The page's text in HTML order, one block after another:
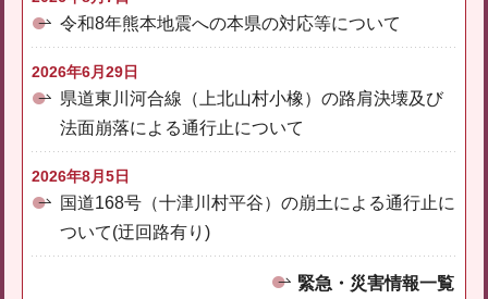
令和8年熊本地震への本県の対応等について
2026年6月29日
県道東川河合線（上北山村小橡）の路肩決壊及び
法面崩落による通行止について
2026年8月5日
国道168号（十津川村平谷）の崩土による通行止に
ついて(迂回路有り)
緊急・災害情報一覧